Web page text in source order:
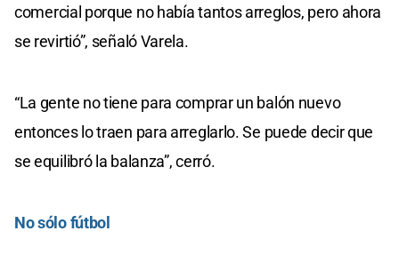
comercial porque no había tantos arreglos, pero ahora
se revirtió”, señaló Varela.
“La gente no tiene para comprar un balón nuevo
entonces lo traen para arreglarlo. Se puede decir que
se equilibró la balanza”, cerró.
No sólo fútbol